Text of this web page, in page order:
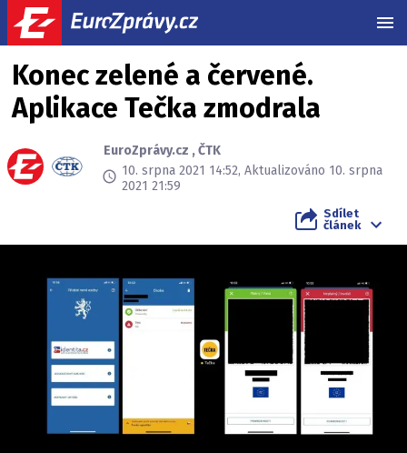
Konec zelené a červené.
Aplikace Tečka zmodrala
EuroZprávy.cz ,ČTK
10. srpna 2021 14:52, Aktualizováno 10. srpna
2021 21:59
Sdílet
článek